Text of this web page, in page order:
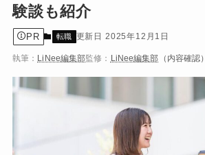
験談も紹介
PR 転職 2025年12月1日
執筆： LiNee編集部監修： LiNee編集部 （内容確認）